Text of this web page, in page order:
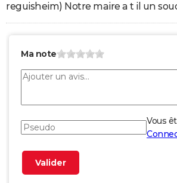
reguisheim) Notre maire a t il un
Ma note
Vous